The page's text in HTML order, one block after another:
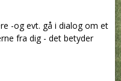
-og evt. gå i dialog om et
fra dig - det betyder